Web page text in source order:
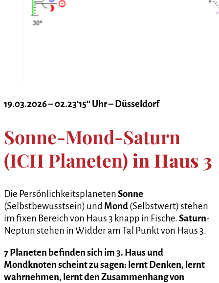
19.03.2026 – 02.23‘15‘‘ Uhr – Düsseldorf
Sonne-Mond-Saturn
(ICH Planeten) in Haus 3
Die PersönlichkeitsplanetenSonne
(Selbstbewusstsein) und Mond(Selbstwert) stehen
im fixen Bereich von Haus 3 knapp in Fische.Saturn-
Neptun stehen in Widder am Tal Punkt von Haus 3.
7 Planeten befinden sich im 3. Haus und
Mondknoten scheint zu sagen: lernt Denken, lernt
wahrnehmen, lernt den Zusammenhang von